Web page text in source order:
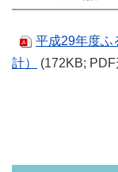
平成29年度ふ
計）
(172KB;